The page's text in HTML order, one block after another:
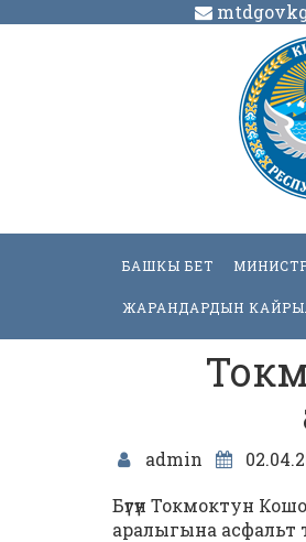
БАШКЫ БЕТ
ЖАРАНДАРДЫН
admin
Бүгүн Токмоктун
аралыгына